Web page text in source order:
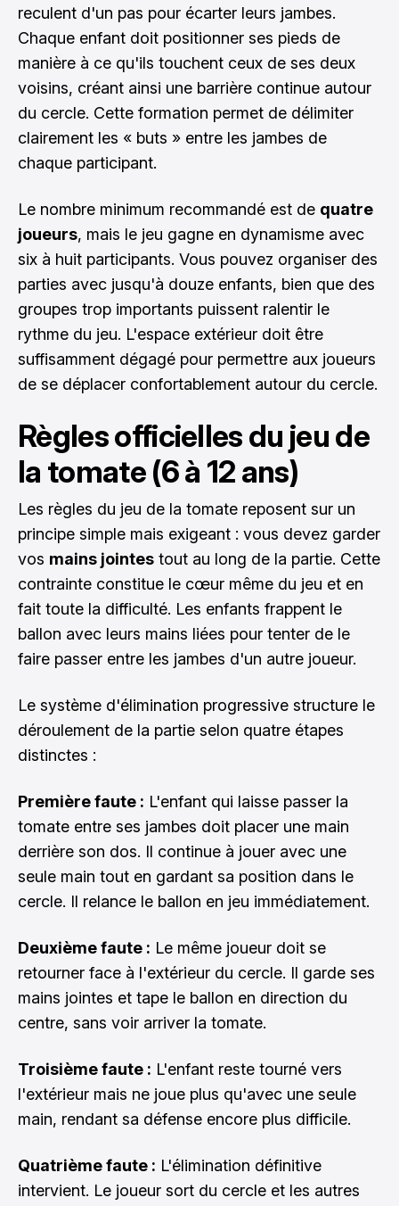
reculent d'un pas pour écarter leurs jambes.
Chaque enfant doit positionner ses pieds de
manière à ce qu'ils touchent ceux de ses deux
voisins, créant ainsi une barrière continue autour
du cercle. Cette formation permet de délimiter
clairement les « buts » entre les jambes de
chaque participant.
Le nombre minimum recommandé est de quatre
joueurs, mais le jeu gagne en dynamisme avec
six à huit participants. Vous pouvez organiser des
parties avec jusqu'à douze enfants, bien que des
groupes trop importants puissent ralentir le
rythme du jeu. L'espace extérieur doit être
suffisamment dégagé pour permettre aux joueurs
de se déplacer confortablement autour du cercle.
Règles officielles du jeu de
la tomate (6 à 12 ans)
Les règles du jeu de la tomate reposent sur un
principe simple mais exigeant : vous devez garder
vos mains jointes tout au long de la partie. Cette
contrainte constitue le cœur même du jeu et en
fait toute la difficulté. Les enfants frappent le
ballon avec leurs mains liées pour tenter de le
faire passer entre les jambes d'un autre joueur.
Le système d'élimination progressive structure le
déroulement de la partie selon quatre étapes
distinctes :
Première faute : L'enfant qui laisse passer la
tomate entre ses jambes doit placer une main
derrière son dos. Il continue à jouer avec une
seule main tout en gardant sa position dans le
cercle. Il relance le ballon en jeu immédiatement.
Deuxième faute : Le même joueur doit se
retourner face à l'extérieur du cercle. Il garde ses
mains jointes et tape le ballon en direction du
centre, sans voir arriver la tomate.
Troisième faute : L'enfant reste tourné vers
l'extérieur mais ne joue plus qu'avec une seule
main, rendant sa défense encore plus difficile.
Quatrième faute : L'élimination définitive
intervient. Le joueur sort du cercle et les autres